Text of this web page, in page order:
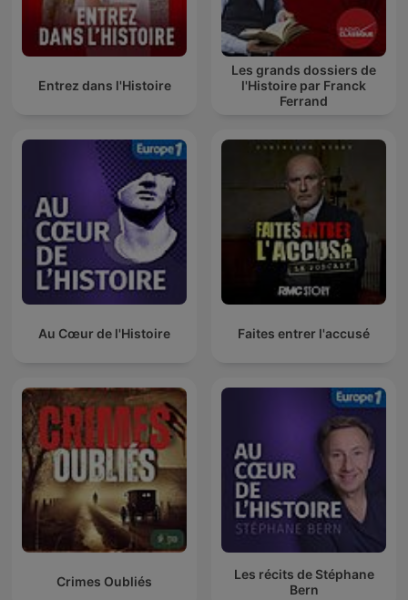
Entrez dans l'Histoire
Les grands dossiers de
l'Histoire par Franck
Ferrand
Au Cœur de l'Histoire Faites entrer l'accusé
Crimes Oubliés
Les récits de Stéphane
Bern